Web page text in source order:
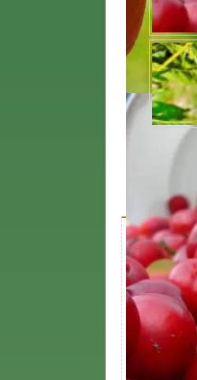
Срок